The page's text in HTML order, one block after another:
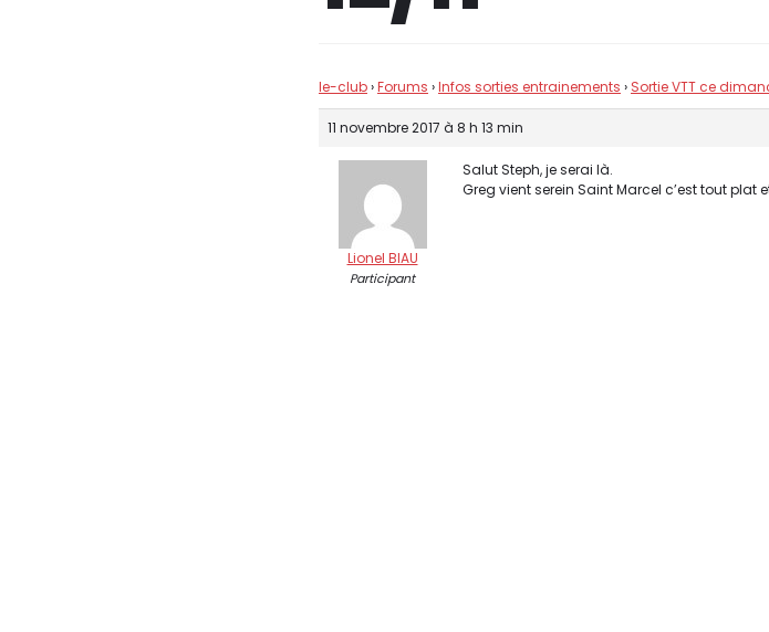
le-club›Forums ›Infos sorties entrainements › Sortie VTT ce
11 novembre 2017 à 8 h 13 min
Lionel BIAU
Participant
Salut Steph, je serai là.
Greg vient serein Saint Marcel c’est tout plat